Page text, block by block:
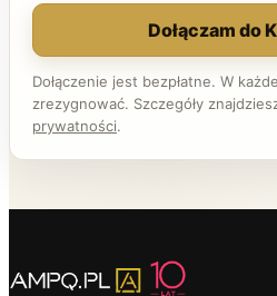
Dołączam do
Dołączenie jest bezpłatne. W
zrezygnować. Szczegóły
prywatności.